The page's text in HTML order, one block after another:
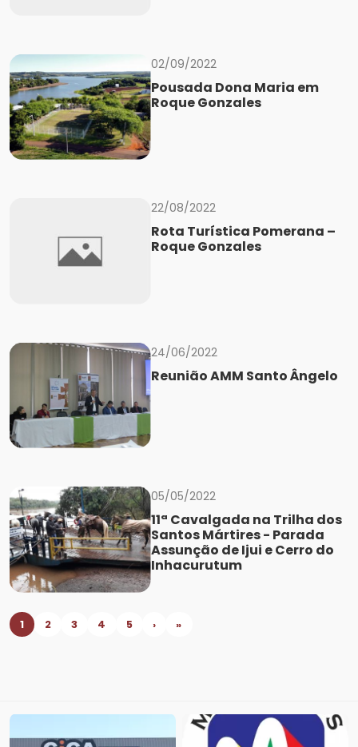
02/09/2022
Pousada Dona Maria em
Roque Gonzales
22/08/2022
Rota Turística Pomerana –
Roque Gonzales
24/06/2022
Reunião AMM Santo Ângelo
05/05/2022
11ª Cavalgada na Trilha dos
Santos Mártires - Parada
Assunção de Ijui e Cerro do
Inhacurutum
1 2 3 4 5 › »